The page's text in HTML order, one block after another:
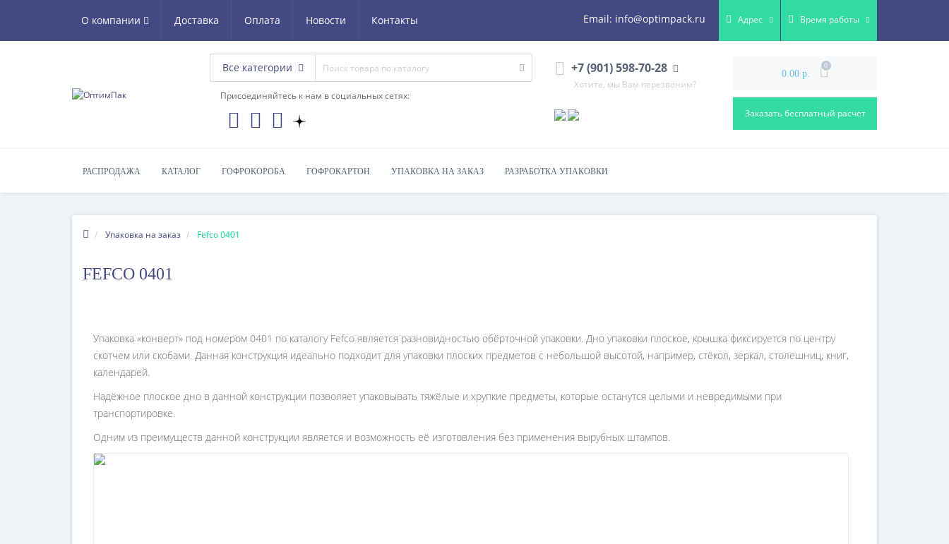
О компании Доставка Оплата Новости Контакты Email: info@optimpack.ru Адрес Время работы
Все категории
Присоединяйтесь к нам в социальных сетях:
+7 (901) 598-70-28
Хотите, мы Вам перезвоним?
0.00 р.
0
Заказать бесплатный расчет
РАСПРОДАЖА КАТАЛОГ ГОФРОКОРОБА ГОФРОКАРТОН УПАКОВКА НА ЗАКАЗ РАЗРАБОТКА УПАКОВКИ
Упаковка на заказ Fefco 0401
FEFCO 0401
Упаковка «конверт» под номером 0401 по каталогу Fefco является разновидностью обёрточной упаковки. Дно упаковки плоское, крышка фиксируется по центру
скотчем или скобами. Данная конструкция идеально подходит для упаковки плоских предметов с небольшой высотой, например, стёкол, зеркал, столешниц, книг,
календарей.
Надёжное плоское дно в данной конструкции позволяет упаковывать тяжёлые и хрупкие предметы, которые останутся целыми и невредимыми при
транспортировке.
Одним из преимуществ данной конструкции является и возможность её изготовления без применения вырубных штампов.